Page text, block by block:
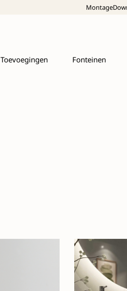
Montage
Toevoegingen Fonteinen